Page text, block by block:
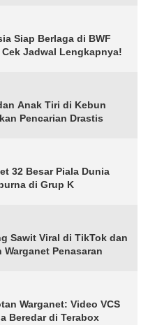
Siap Berlaga di BWF
Jadwal Lengkapnya!
Anak Tiri di Kebun
Pencarian Drastis
32 Besar Piala Dunia
di Grup K
Sawit Viral di TikTok dan
Penasaran
Warganet: Video VCS
Beredar di Terabox